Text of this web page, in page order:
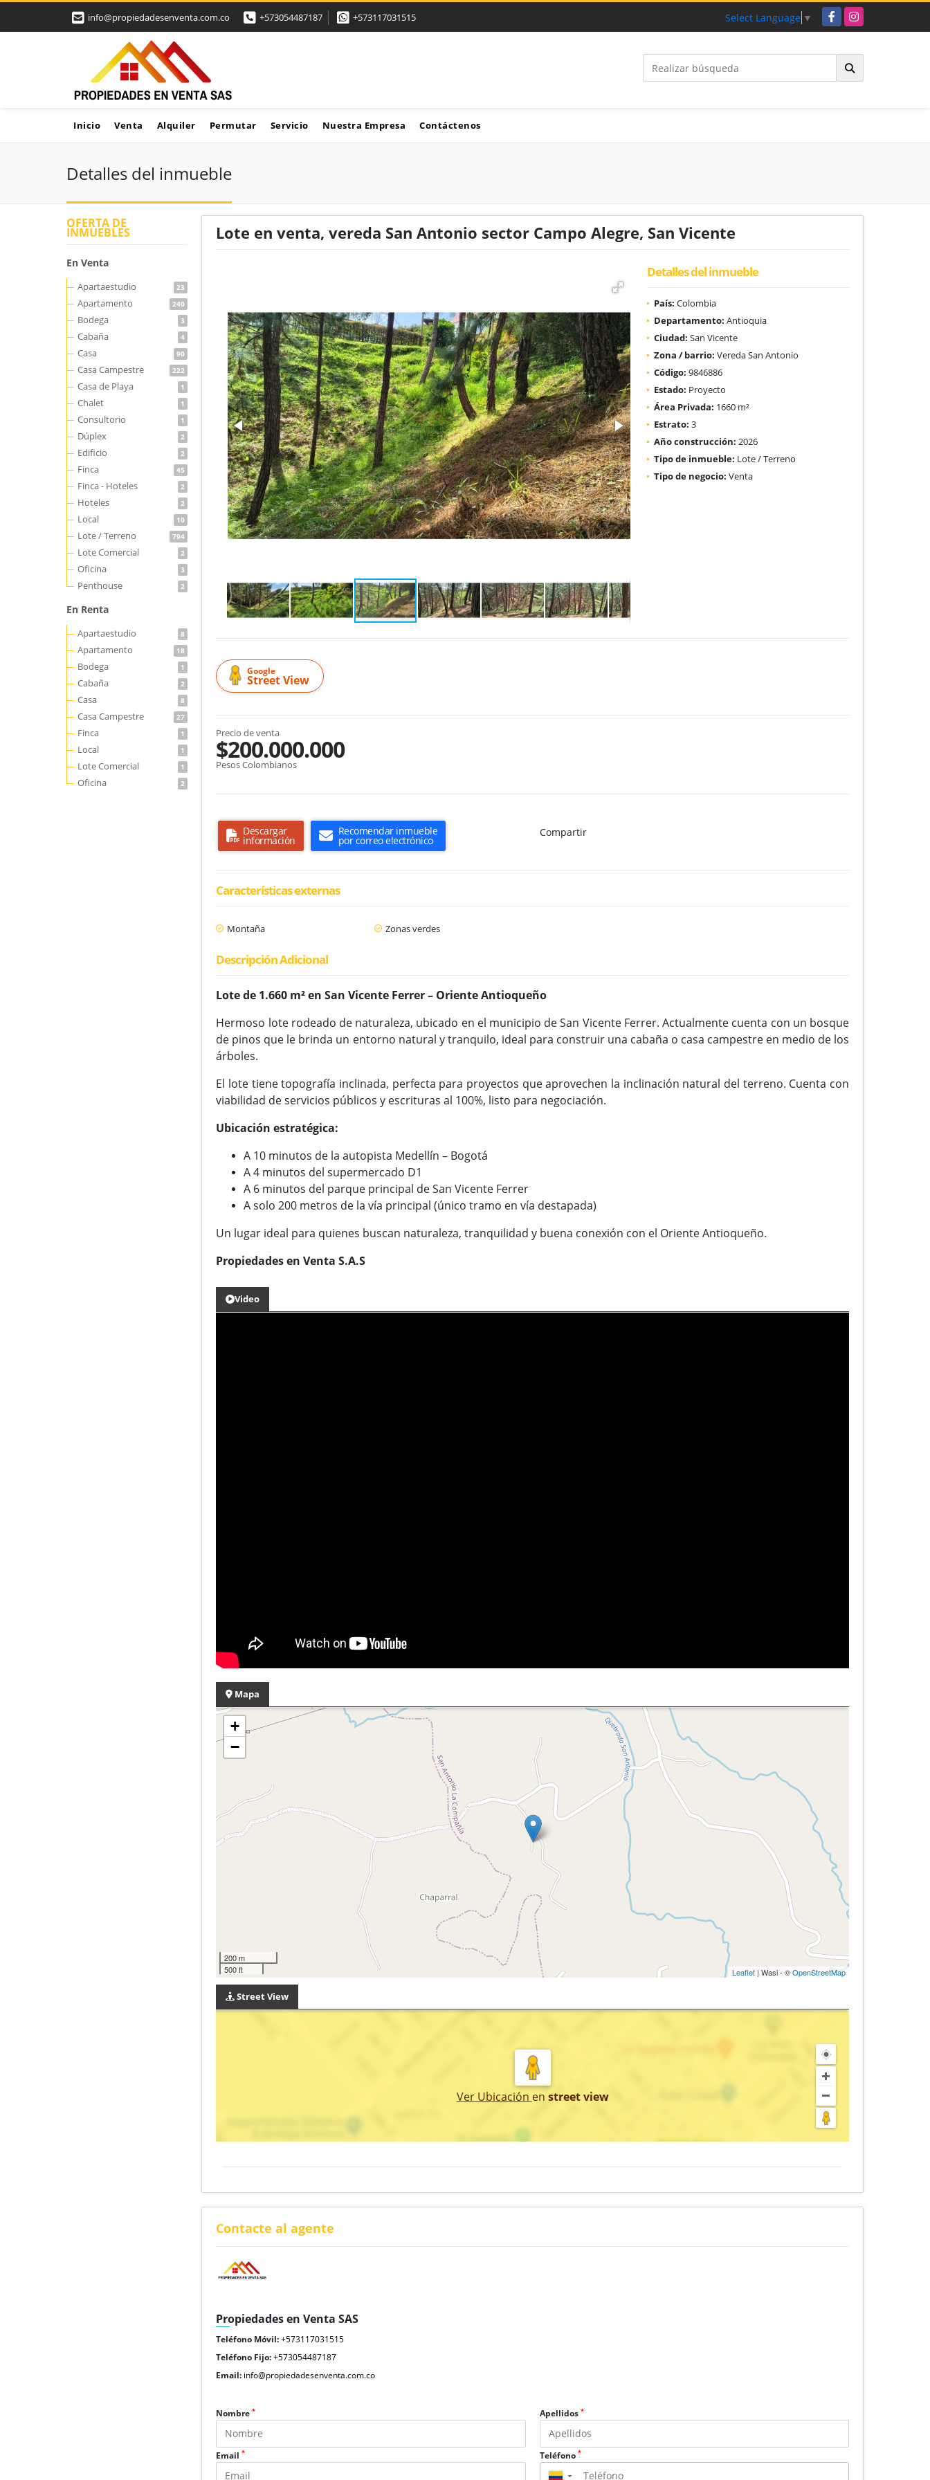
info@propiedadesenventa.com.co +573054487187 +573117031515 Select Language ▼ FacebookInstagram
Inicio Venta Alquiler Permutar Servicio Nuestra Empresa Contáctenos
Detalles del inmueble
OFERTA DE
INMUEBLES
En Venta
Apartaestudio 23
Apartamento 240
Bodega 3
Cabaña 4
Casa 90
Casa Campestre 222
Casa de Playa 1
Chalet 1
Consultorio 1
Dúplex 2
Edificio 2
Finca 45
Finca - Hoteles 2
Hoteles 2
Local 10
Lote / Terreno 794
Lote Comercial 2
Oficina 3
Penthouse 2
En Renta
Apartaestudio 8
Apartamento 18
Bodega 1
Cabaña 2
Casa 8
Casa Campestre 27
Finca 1
Local 1
Lote Comercial 1
Oficina 2
Lote en venta, vereda San Antonio sector Campo Alegre, San Vicente
Detalles del inmueble
País: Colombia
Departamento: Antioquia
Ciudad: San Vicente
Zona / barrio: Vereda San Antonio
Código: 9846886
Estado: Proyecto
Área Privada: 1660 m²
Estrato: 3
Año construcción: 2026
Tipo de inmueble: Lote / Terreno
Tipo de negocio: Venta
Google
Street View
Precio de venta
$200.000.000
Pesos Colombianos
Descargar
información
Recomendar inmueble
por correo electrónico
Compartir
Características externas
Montaña Zonas verdes
Descripción Adicional
Lote de 1.660 m² en San Vicente Ferrer – Oriente Antioqueño
Hermoso lote rodeado de naturaleza, ubicado en el municipio de San Vicente Ferrer. Actualmente cuenta con un bosque
de pinos que le brinda un entorno natural y tranquilo, ideal para construir una cabaña o casa campestre en medio de los
árboles.
El lote tiene topografía inclinada, perfecta para proyectos que aprovechen la inclinación natural del terreno. Cuenta con
viabilidad de servicios públicos y escrituras al 100%, listo para negociación.
Ubicación estratégica:
A 10 minutos de la autopista Medellín – Bogotá
A 4 minutos del supermercado D1
A 6 minutos del parque principal de San Vicente Ferrer
A solo 200 metros de la vía principal (único tramo en vía destapada)
Un lugar ideal para quienes buscan naturaleza, tranquilidad y buena conexión con el Oriente Antioqueño.
Propiedades en Venta S.A.S
Video
Mapa
+
−
200 m
500 ft
Leaflet| Wasi - ©OpenStreetMap
Street View
Ver Ubicación en street view
Contacte al agente
Propiedades en Venta SAS
Teléfono Móvil:+573117031515
Teléfono Fijo:+573054487187
Email: info@propiedadesenventa.com.co
Nombre* Apellidos *
Email* Teléfono *
▼